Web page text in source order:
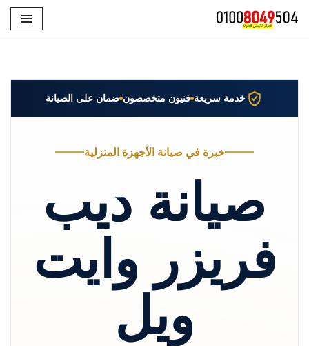
خدمة سريعة فنيون متخصصون ضمان على الصيانة
خبرة في صيانة الأجهزة المنزلية
صيانة ديب
فريزر وايت
ويل